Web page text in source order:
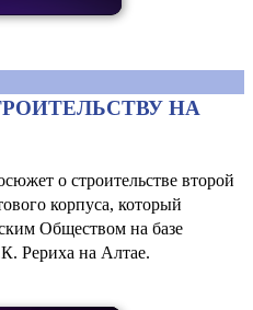
НА
о строительстве второй
корпуса, который
Обществом на базе
Рериха на Алтае.